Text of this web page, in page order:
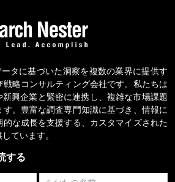
タに基づいた洞察を複数の業界に提供す
略コンサルティング会社です。私たちは
興企業と緊密に連携し、複雑な市場課題
。豊富な調査専門知識に基づき、情報に
な成長を支援する、カスタマイズされた
ています。
する